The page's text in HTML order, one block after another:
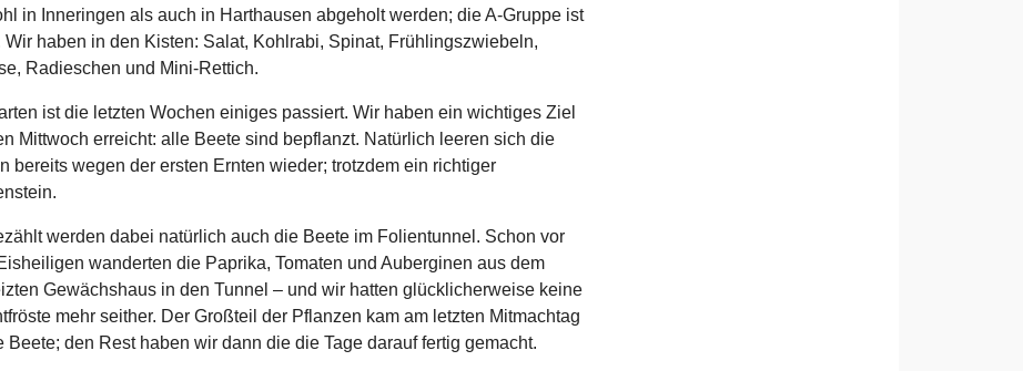
in Inneringen als auch in Harthausen abgeholt werden; die A-Gruppe ist
Wir haben in den Kisten: Salat, Kohlrabi, Spinat, Frühlingszwiebeln,
Radieschen und Mini-Rettich.
ist die letzten Wochen einiges passiert. Wir haben ein wichtiges Ziel
Mittwoch erreicht: alle Beete sind bepflanzt. Natürlich leeren sich die
bereits wegen der ersten Ernten wieder; trotzdem ein richtiger
werden dabei natürlich auch die Beete im Folientunnel. Schon vor
wanderten die Paprika, Tomaten und Auberginen aus dem
Gewächshaus in den Tunnel – und wir hatten glücklicherweise keine
mehr seither. Der Großteil der Pflanzen kam am letzten Mitmachtag
Beete; den Rest haben wir dann die die Tage darauf fertig gemacht.